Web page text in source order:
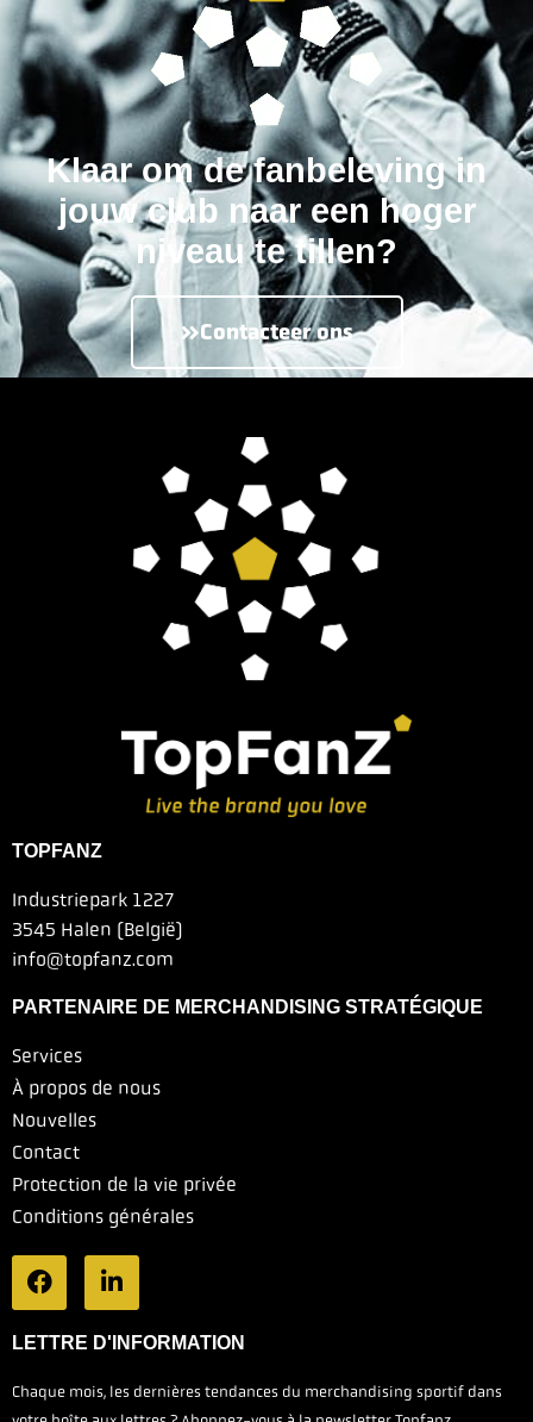
Klaar om de fanbeleving in
jouw club naar een hoger
niveau te tillen?
Contacteer ons
TOPFANZ
Industriepark 1227
3545 Halen (België)
info@topfanz.com
PARTENAIRE DE MERCHANDISING STRATÉGIQUE
Services
À propos de nous
Nouvelles
Contact
Protection de la vie privée
Conditions générales
LETTRE D'INFORMATION
Chaque mois, les dernières tendances du merchandising sportif dans